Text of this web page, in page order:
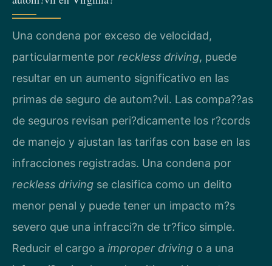
Una condena por exceso de velocidad,
particularmente por reckless driving, puede
resultar en un aumento significativo en las
primas de seguro de autom?vil. Las compa??as
de seguros revisan peri?dicamente los r?cords
de manejo y ajustan las tarifas con base en las
infracciones registradas. Una condena por
reckless driving se clasifica como un delito
menor penal y puede tener un impacto m?s
severo que una infracci?n de tr?fico simple.
Reducir el cargo a improper driving o a una